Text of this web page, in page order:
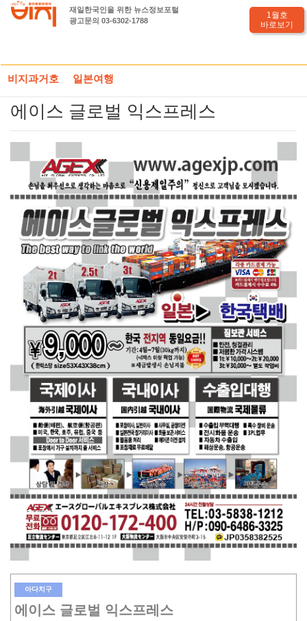
1월호
바로보기
재일한국인을 위한 뉴스정보포털
광고문의 03-6302-1788
비지과거호 일본여행
HOME 도쿄전화부 인터넷, 송금, 이사
에이스 글로벌 익스프레스
아다치구
에이스 글로벌 익스프레스